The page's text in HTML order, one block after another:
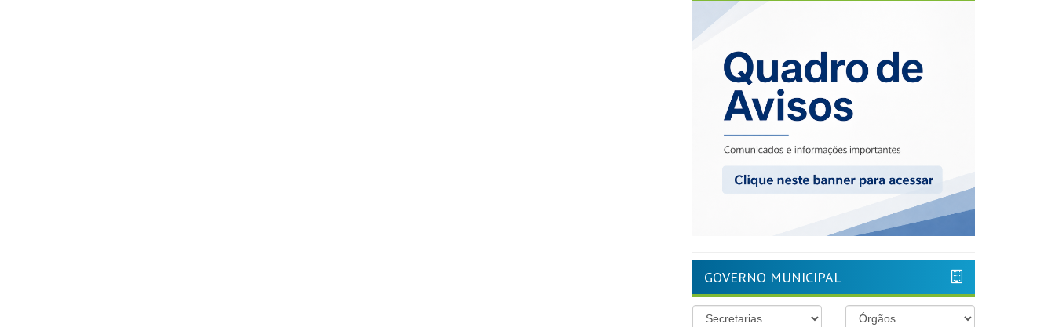
GOVERNO MUNICIPAL